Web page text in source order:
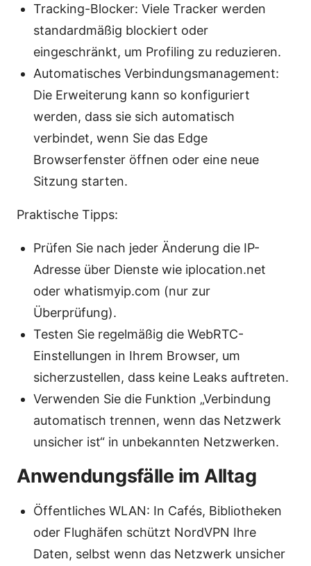
Tracking-Blocker: Viele Tracker werden
standardmäßig blockiert oder
eingeschränkt, um Profiling zu reduzieren.
Automatisches Verbindungsmanagement:
Die Erweiterung kann so konfiguriert
werden, dass sie sich automatisch
verbindet, wenn Sie das Edge
Browserfenster öffnen oder eine neue
Sitzung starten.
Praktische Tipps:
Prüfen Sie nach jeder Änderung die IP-
Adresse über Dienste wie iplocation.net
oder whatismyip.com (nur zur
Überprüfung).
Testen Sie regelmäßig die WebRTC-
Einstellungen in Ihrem Browser, um
sicherzustellen, dass keine Leaks auftreten.
Verwenden Sie die Funktion „Verbindung
automatisch trennen, wenn das Netzwerk
unsicher ist“ in unbekannten Netzwerken.
Anwendungsfälle im Alltag
Öffentliches WLAN: In Cafés, Bibliotheken
oder Flughäfen schützt NordVPN Ihre
Daten, selbst wenn das Netzwerk unsicher